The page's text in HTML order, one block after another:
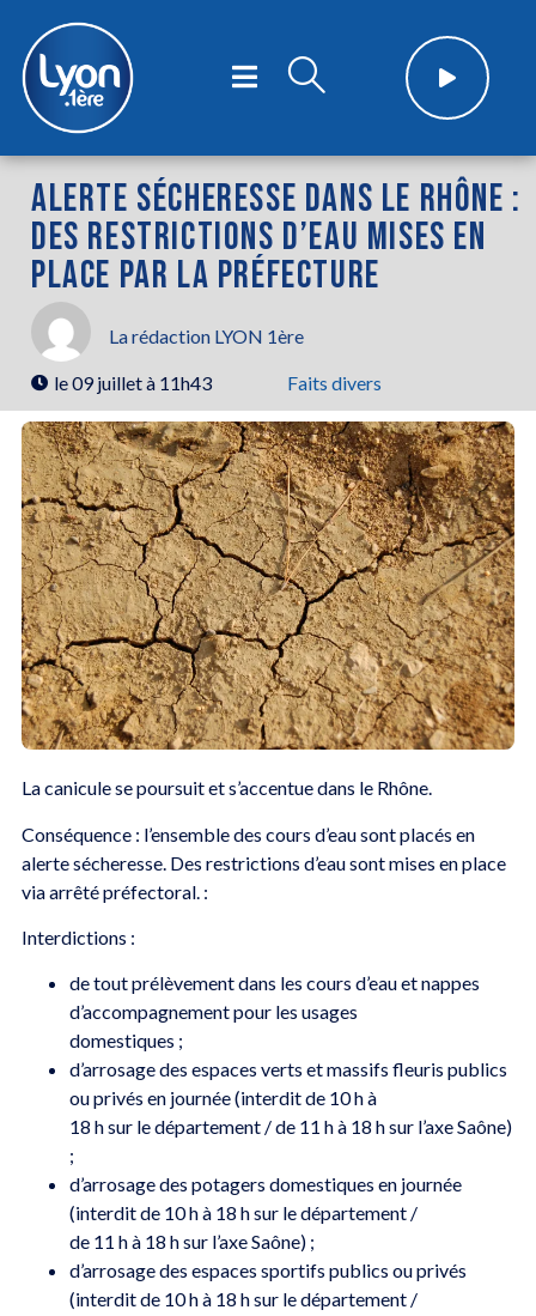
ALERTE SÉCHERESSE DANS LE RHÔNE :
DES RESTRICTIONS D’EAU MISES EN
PLACE PAR LA PRÉFECTURE
La rédaction LYON 1ère
le09 juillet à 11h43 Faits divers
La canicule se poursuit et s’accentue dans le Rhône.
Conséquence : l’ensemble des cours d’eau sont placés en
alerte sécheresse. Des restrictions d’eau sont mises en place
via arrêté préfectoral. :
Interdictions :
de tout prélèvement dans les cours d’eau et nappes
d’accompagnement pour les usages
domestiques ;
d’arrosage des espaces verts et massifs fleuris publics
ou privés en journée (interdit de 10 h à
18 h sur le département / de 11 h à 18 h sur l’axe Saône)
;
d’arrosage des potagers domestiques en journée
(interdit de 10 h à 18 h sur le département /
de 11 h à 18 h sur l’axe Saône) ;
d’arrosage des espaces sportifs publics ou privés
(interdit de 10 h à 18 h sur le département /